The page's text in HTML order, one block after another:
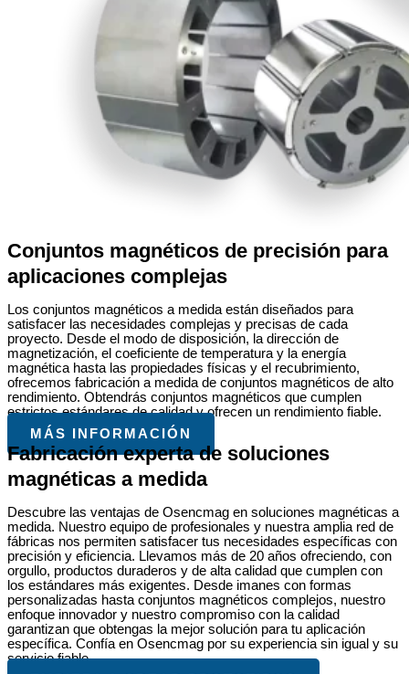
Conjuntos magnéticos de precisión para
aplicaciones complejas
Los conjuntos magnéticos a medida están diseñados para
satisfacer las necesidades complejas y precisas de cada
proyecto. Desde el modo de disposición, la dirección de
magnetización, el coeficiente de temperatura y la energía
magnética hasta las propiedades físicas y el recubrimiento,
ofrecemos fabricación a medida de conjuntos magnéticos de alto
rendimiento. Obtendrás conjuntos magnéticos que cumplen
estrictos estándares de calidad y ofrecen un rendimiento fiable.
MÁS INFORMACIÓN
Fabricación experta de soluciones
magnéticas a medida
Descubre las ventajas de Osencmag en soluciones magnéticas a
medida. Nuestro equipo de profesionales y nuestra amplia red de
fábricas nos permiten satisfacer tus necesidades específicas con
precisión y eficiencia. Llevamos más de 20 años ofreciendo, con
orgullo, productos duraderos y de alta calidad que cumplen con
los estándares más exigentes. Desde imanes con formas
personalizadas hasta conjuntos magnéticos complejos, nuestro
enfoque innovador y nuestro compromiso con la calidad
garantizan que obtengas la mejor solución para tu aplicación
específica. Confía en Osencmag por su experiencia sin igual y su
servicio fiable.